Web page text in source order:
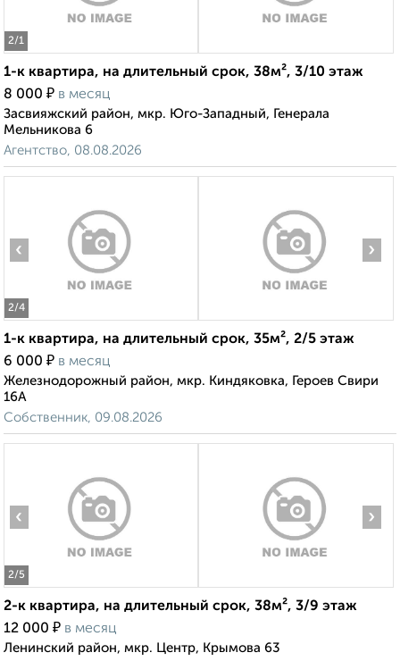
2/1
1-к квартира, на длительный срок, 38м², 3/10 этаж
8 000 ₽ в месяц
Засвияжский район, мкр. Юго-Западный, Генерала
Мельникова 6
Агентство, 08.08.2026
2/4
‹ ›
1-к квартира, на длительный срок, 35м², 2/5 этаж
6 000 ₽ в месяц
Железнодорожный район, мкр. Киндяковка, Героев Свири
16А
Собственник, 09.08.2026
2/5
‹ ›
2-к квартира, на длительный срок, 38м², 3/9 этаж
12 000 ₽ в месяц
Ленинский район, мкр. Центр, Крымова 63